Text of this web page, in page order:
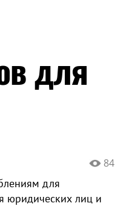
для
84
для
юридических лиц и